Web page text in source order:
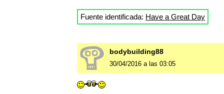
Fuente identificada: Have a Great Day
bodybuilding88
30/04/2016 a las 03:05